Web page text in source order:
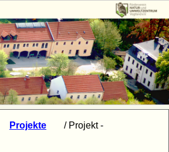
Projekte
/ Projekt -